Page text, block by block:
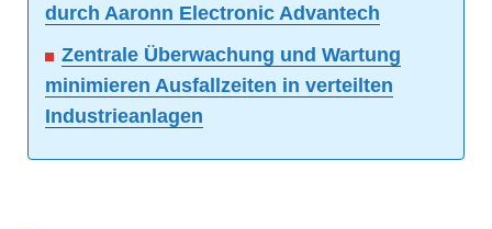
durch Aaronn Electronic Advantech
Zentrale Überwachung und Wartung
minimieren Ausfallzeiten in verteilten
Industrieanlagen